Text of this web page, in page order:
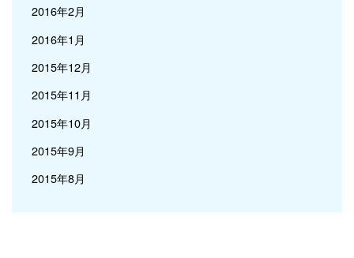
2016年2月
2016年1月
2015年12月
2015年11月
2015年10月
2015年9月
2015年8月